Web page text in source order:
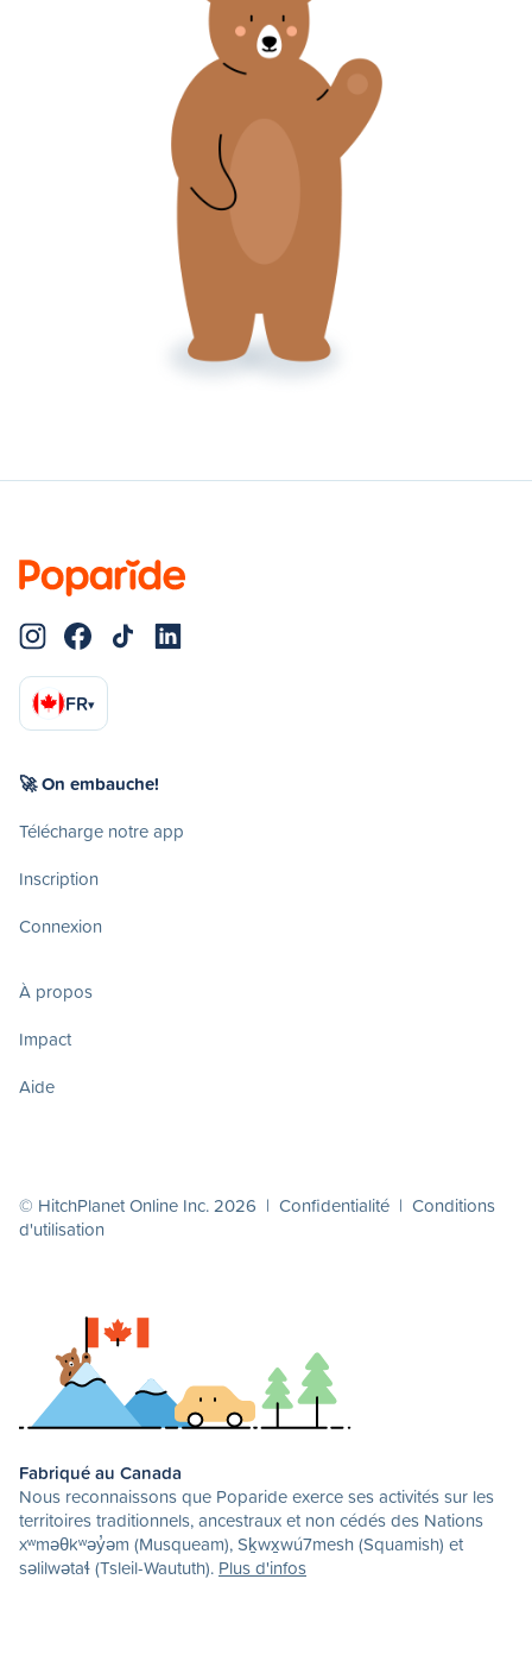
FR▾
🚀 On embauche!
Télécharge notre app
Inscription
Connexion
À propos
Impact
Aide
© HitchPlanet Online Inc. 2026 | Confidentialité | Conditions
d'utilisation
Fabriqué au Canada
Nous reconnaissons que Poparide exerce ses activités sur les
territoires traditionnels, ancestraux et non cédés des Nations
xʷməθkʷəy̓əm (Musqueam), Sḵwx̱wú7mesh (Squamish) et
səlilwətaɬ (Tsleil-Waututh). Plus d'infos